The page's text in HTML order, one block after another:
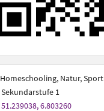
Homeschooling, Natur, Sport
Sekundarstufe 1
51.239038, 6.803260